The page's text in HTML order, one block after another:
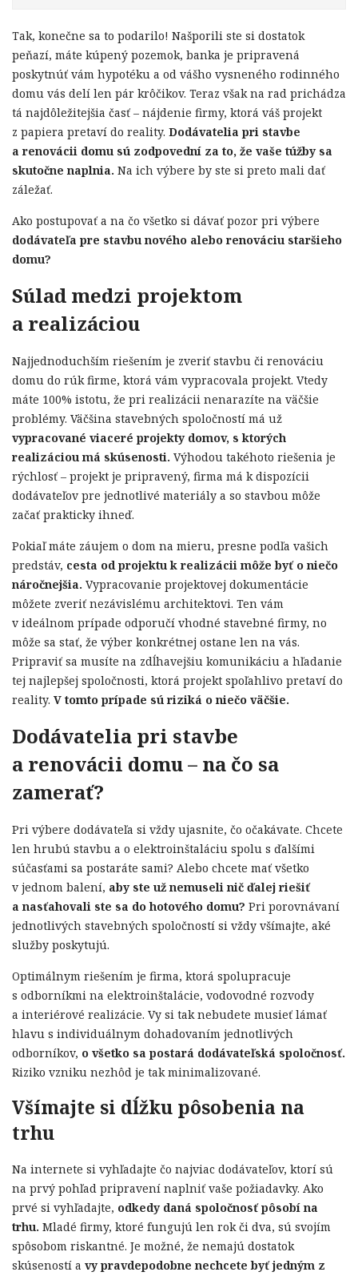
Tak, konečne sa to podarilo! Našporili ste si dostatok
peňazí, máte kúpený pozemok, banka je pripravená
poskytnúť vám hypotéku a od vášho vysneného rodinného
domu vás delí len pár krôčikov. Teraz však na rad prichádza
tá najdôležitejšia časť – nájdenie firmy, ktorá váš projekt
z papiera pretaví do reality. Dodávatelia pri stavbe
a renovácii domu sú zodpovední za to, že vaše túžby sa
skutočne naplnia. Na ich výbere by ste si preto mali dať
záležať.
Ako postupovať a na čo všetko si dávať pozor pri výbere
dodávateľa pre stavbu nového alebo renováciu staršieho
domu?
Súlad medzi projektom
a realizáciou
Najjednoduchším riešením je zveriť stavbu či renováciu
domu do rúk firme, ktorá vám vypracovala projekt. Vtedy
máte 100% istotu, že pri realizácii nenarazíte na väčšie
problémy. Väčšina stavebných spoločností má už
vypracované viaceré projekty domov, s ktorých
realizáciou má skúsenosti. Výhodou takéhoto riešenia je
rýchlosť – projekt je pripravený, firma má k dispozícii
dodávateľov pre jednotlivé materiály a so stavbou môže
začať prakticky ihneď.
Pokiaľ máte záujem o dom na mieru, presne podľa vašich
predstáv, cesta od projektu k realizácii môže byť o niečo
náročnejšia. Vypracovanie projektovej dokumentácie
môžete zveriť nezávislému architektovi. Ten vám
v ideálnom prípade odporučí vhodné stavebné firmy, no
môže sa stať, že výber konkrétnej ostane len na vás.
Pripraviť sa musíte na zdĺhavejšiu komunikáciu a hľadanie
tej najlepšej spoločnosti, ktorá projekt spoľahlivo pretaví do
reality. V tomto prípade sú riziká o niečo väčšie.
Dodávatelia pri stavbe
a renovácii domu – na čo sa
zamerať?
Pri výbere dodávateľa si vždy ujasnite, čo očakávate. Chcete
len hrubú stavbu a o elektroinštaláciu spolu s ďalšími
súčasťami sa postaráte sami? Alebo chcete mať všetko
v jednom balení, aby ste už nemuseli nič ďalej riešiť
a nasťahovali ste sa do hotového domu? Pri porovnávaní
jednotlivých stavebných spoločností si vždy všímajte, aké
služby poskytujú.
Optimálnym riešením je firma, ktorá spolupracuje
s odborníkmi na elektroinštalácie, vodovodné rozvody
a interiérové realizácie. Vy si tak nebudete musieť lámať
hlavu s individuálnym dohadovaním jednotlivých
odborníkov, o všetko sa postará dodávateľská spoločnosť.
Riziko vzniku nezhôd je tak minimalizované.
Všímajte si dĺžku pôsobenia na
trhu
Na internete si vyhľadajte čo najviac dodávateľov, ktorí sú
na prvý pohľad pripravení naplniť vaše požiadavky. Ako
prvé si vyhľadajte, odkedy daná spoločnosť pôsobí na
trhu. Mladé firmy, ktoré fungujú len rok či dva, sú svojím
spôsobom riskantné. Je možné, že nemajú dostatok
skúseností a vy pravdepodobne nechcete byť jedným z